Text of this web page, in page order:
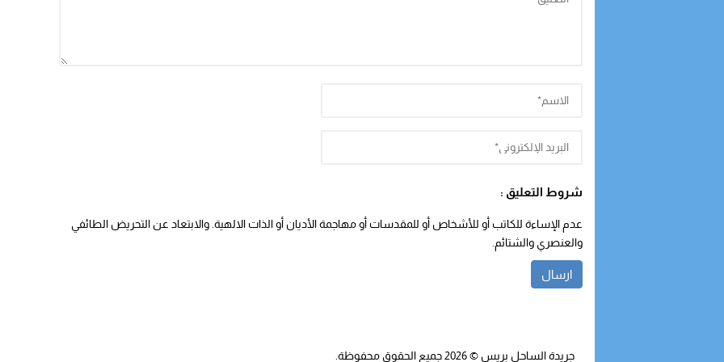
شروط التعليق :
عدم الإساءة للكاتب أو للأشخاص أو للمقدسات أو مهاجمة الأديان أو الذات الالهية. والابتعاد عن التحريض الطائفي
والعنصري والشتائم.
جريدة الساحل بريس © 2026 جميع الحقوق محفوظة.